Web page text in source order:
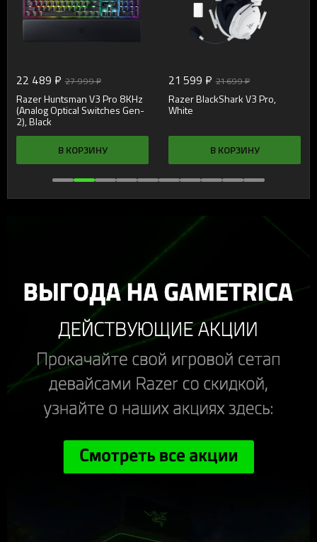
22 489 ₽ 27 999 ₽
Razer Huntsman V3 Pro 8KHz
(Analog Optical Switches Gen-
2), Black
В КОРЗИНУ
21 599 ₽ 21 699 ₽
Razer BlackShark V3 Pro,
White
В КОРЗИНУ